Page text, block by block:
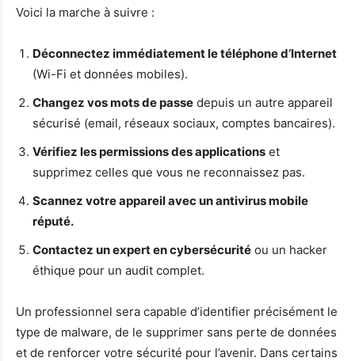
Voici la marche à suivre :
Déconnectez immédiatement le téléphone d’Internet
(Wi-Fi et données mobiles).
Changez vos mots de passe depuis un autre appareil
sécurisé (email, réseaux sociaux, comptes bancaires).
Vérifiez les permissions des applications et
supprimez celles que vous ne reconnaissez pas.
Scannez votre appareil avec un antivirus mobile
réputé.
Contactez un expert en cybersécurité ou un hacker
éthique pour un audit complet.
Un professionnel sera capable d’identifier précisément le
type de malware, de le supprimer sans perte de données
et de renforcer votre sécurité pour l’avenir. Dans certains